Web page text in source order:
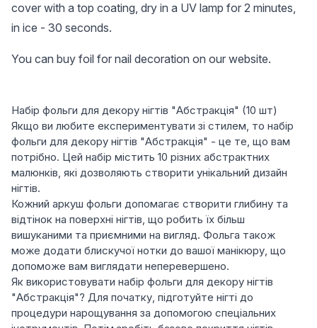
cover with a top coating, dry in a UV lamp for 2 minutes,
in ice - 30 seconds.
You can buy foil for nail decoration on our website.
Набір фольги для декору нігтів "Абстракція" (10 шт)
Якщо ви любите експериментувати зі стилем, то набір
фольги для декору нігтів "Абстракція" - це те, що вам
потрібно. Цей набір містить 10 різних абстрактних
малюнків, які дозволяють створити унікальний дизайн
нігтів.
Кожний аркуш фольги допомагає створити глибину та
відтінок на поверхні нігтів, що робить їх більш
вишуканими та приємними на вигляд. Фольга також
може додати блискучої нотки до вашої манікюру, що
допоможе вам виглядати неперевершено.
Як використовувати набір фольги для декору нігтів
"Абстракція"? Для початку, підготуйте нігті до
процедури нарощування за допомогою спеціальних